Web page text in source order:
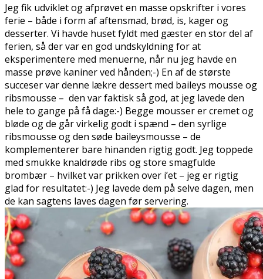
Jeg fik udviklet og afprøvet en masse opskrifter i vores
ferie – både i form af aftensmad, brød, is, kager og
desserter. Vi havde huset fyldt med gæster en stor del af
ferien, så der var en god undskyldning for at
eksperimentere med menuerne, når nu jeg havde en
masse prøve kaniner ved hånden;-) En af de største
succeser var denne lækre dessert med baileys mousse og
ribsmousse – den var faktisk så god, at jeg lavede den
hele to gange på få dage:-) Begge mousser er cremet og
bløde og de går virkelig godt i spænd – den syrlige
ribsmousse og den søde baileysmousse – de
komplementerer bare hinanden rigtig godt. Jeg toppede
med smukke knaldrøde ribs og store smagfulde
brombær – hvilket var prikken over i’et – jeg er rigtig
glad for resultatet:-) Jeg lavede dem på selve dagen, men
de kan sagtens laves dagen før servering.